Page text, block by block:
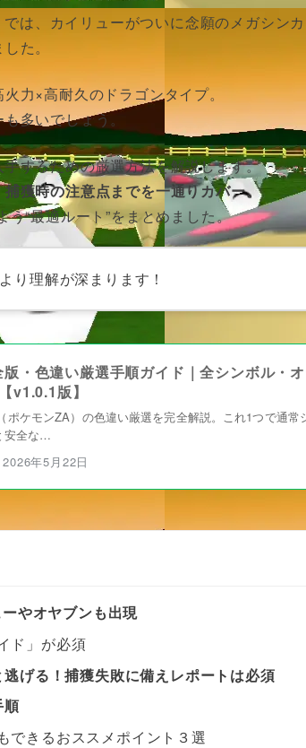
は、カイリューがついに念願のメガシンカ
た。
力×高耐久のドラゴンタイプ。
多いでしょう。
するための厳選方法を解説します。
獲時の注意点までを一通りカバー。
“最適ルート”をまとめました。
り理解が深まります！
版・色違い厳選手順ガイド｜全シンボル・
v1.0.1版】
ポケモンZA）の色違い厳選を完全解説。これ1つで通常
安全な…
2026年5月22日
やオヤブンも出現
ド」が必須
げる！捕獲失敗に備えレポートは必須
順
できるおススメポイント３選